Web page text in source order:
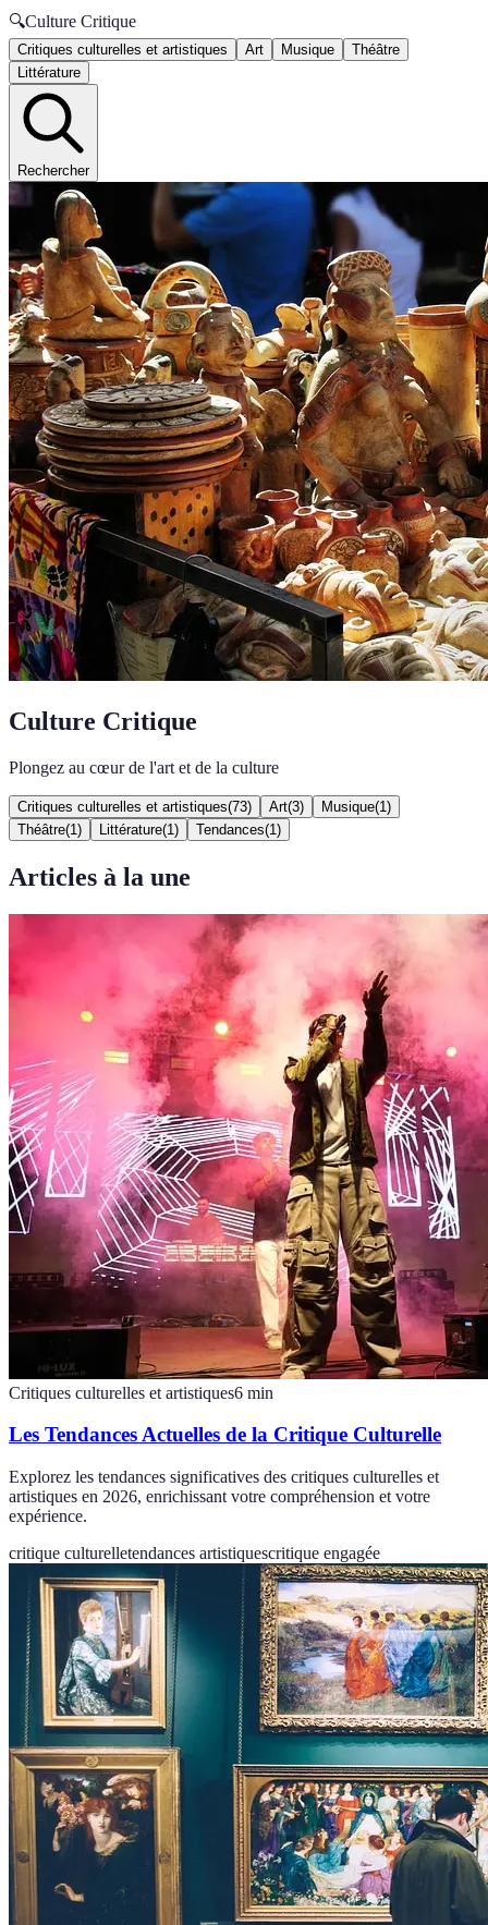
🔍Culture Critique
Critiques culturelles et artistiques Art Musique
Théâtre
Littérature
Rechercher
Culture Critique
Plongez au cœur de l'art et de la culture
Critiques culturelles et artistiques(73) Art(3) Musique(1 )
Théâtre(1 ) Littérature(1 ) Tendances(1 )
Articles à la une
Critiques culturelles et artistiques6 min
Les Tendances Actuelles de la Critique Culturelle
Explorez les tendances significatives des critiques culturelles et
artistiques en 2026, enrichissant votre compréhension et votre
expérience.
critique culturelletendances artistiquescritique engagée